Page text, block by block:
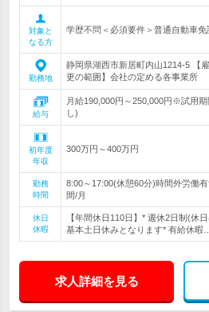
対象と
なる方
学歴不問＜必須要件＞普通自動車
勤務地
静岡県湖西市新居町内山1214-5 【
更の範囲】会社の定める各事業所
給与
月給190,000円～250,000円※試用
し)
初年度
年収
300万円～400万円
勤務
時間
8:00～17:00(休憩60分)時間外労働
間/月
休日
休暇
【年間休日110日】* 週休2日制(休
基本土日休みとなります* 有給休暇…
求人詳細を見る